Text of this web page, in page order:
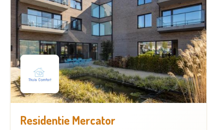
Residentie Mercator